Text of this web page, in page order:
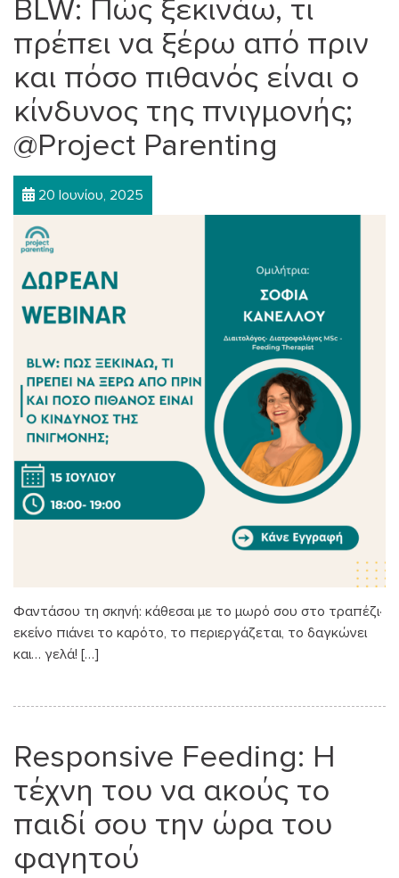
BLW: Πώς ξεκινάω, τι
πρέπει να ξέρω από πριν
και πόσο πιθανός είναι ο
κίνδυνος της πνιγμονής;
@Project Parenting
20 Ιουνίου, 2025
Φαντάσου τη σκηνή: κάθεσαι με το μωρό σου στο τραπέζι·
εκείνο πιάνει το καρότο, το περιεργάζεται, το δαγκώνει
και… γελά! […]
Responsive Feeding: Η
τέχνη του να ακούς το
παιδί σου την ώρα του
φαγητού